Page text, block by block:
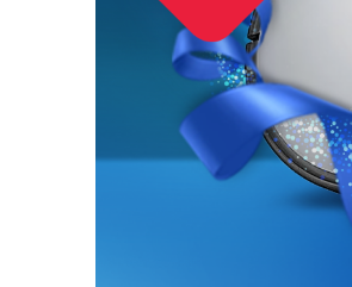
Maison et bien-être
Repas et art de la table